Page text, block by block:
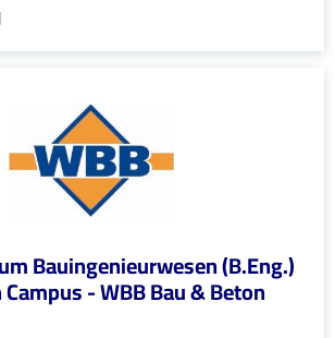
Bauingenieurwesen (B.Eng.)
- WBB Bau & Beton